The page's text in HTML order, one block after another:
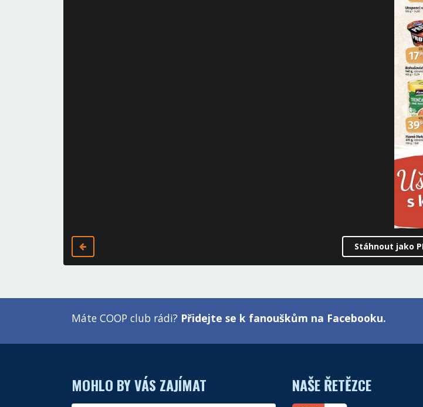
Stáhnout jako
Máte COOP club rádi? Přidejte se k fanouškům na Facebooku.
MOHLO BY VÁS ZAJÍMAT NAŠE ŘETĚZCE